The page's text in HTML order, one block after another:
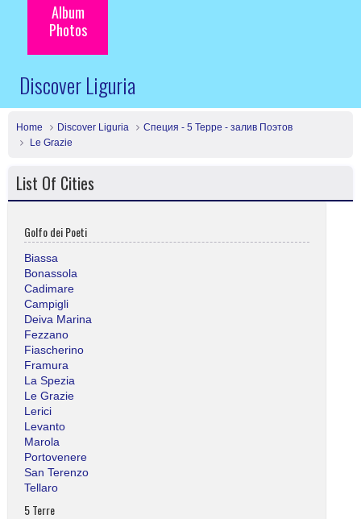
Album
Photos
Discover Liguria
Home Discover Liguria
Специя - 5 Терре - залив Поэтов
Le Grazie
List Of Cities
Golfo dei Poeti
Biassa
Bonassola
Cadimare
Campigli
Deiva Marina
Fezzano
Fiascherino
Framura
La Spezia
Le Grazie
Lerici
Levanto
Marola
Portovenere
San Terenzo
Tellaro
5 Terre